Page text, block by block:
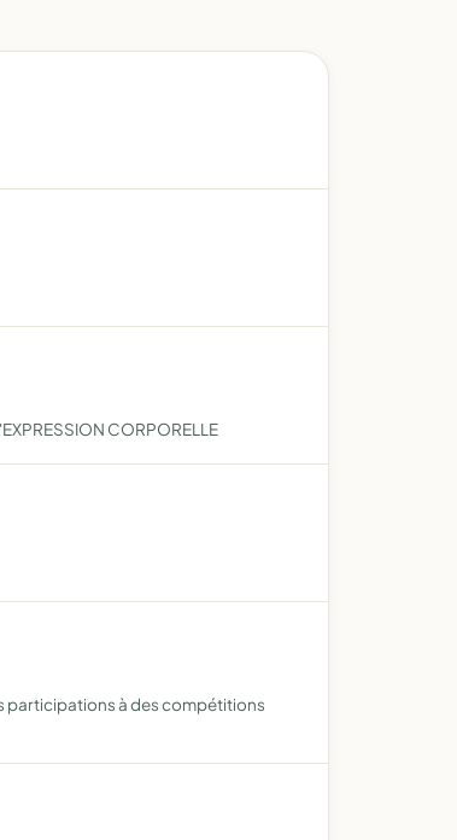
CORPORELLE
participations à des compétitions